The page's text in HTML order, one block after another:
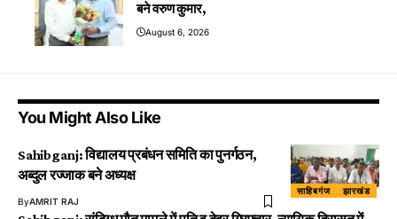
बने वरुण कुमार,
August 6, 2026
You Might Also Like
साहिबगंज झारखंड
Sahibganj: विद्यालय प्रबंधन समिति का पुनर्गठन,
अब्दुल रज्जाक बने अध्यक्ष
ByAMRIT RAJ